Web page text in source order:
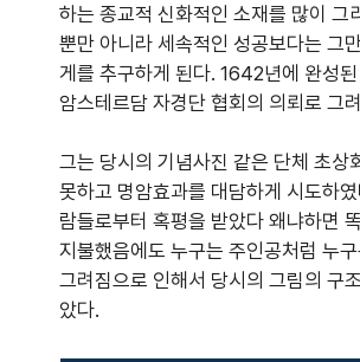
하는 종교적 신화적인 소재를 많이 그
뿐만 아니라 세속적인 성공보다는 그
게를 추구하게 된다. 1642년에 완성
암스테르담 자경단 협회의 의뢰로 그
그는 당시의 기념사진 같은 단체 초상
못하고 명암효과를 대담하게 시도하
람들로부터 혹평을 받았다 왜냐하면
지불했음에도 누구는 주인공처럼 누
그려짐으로 인해서 당시의 그림의 구
았다.